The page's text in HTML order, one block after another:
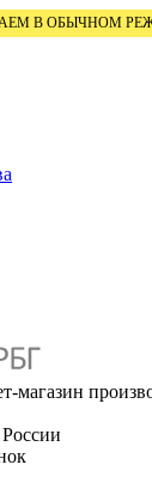
В ОБЫЧНОМ
магазин